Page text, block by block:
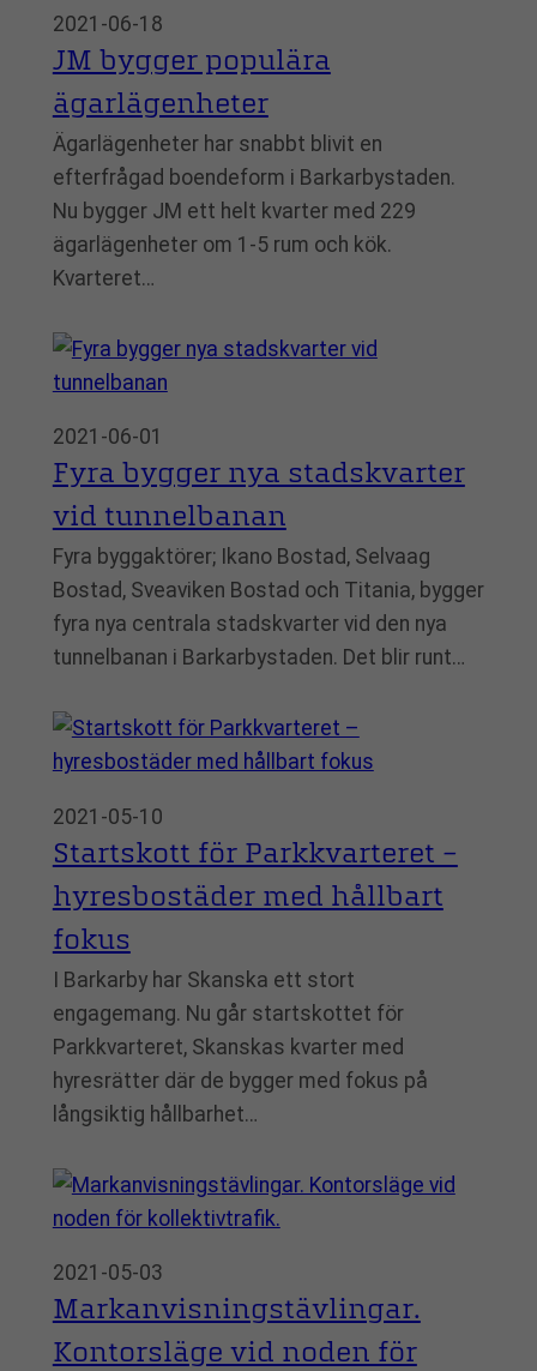
2021-06-18
JM bygger populära
ägarlägenheter
Ägarlägenheter har snabbt blivit en
efterfrågad boendeform i Barkarbystaden.
Nu bygger JM ett helt kvarter med 229
ägarlägenheter om 1-5 rum och kök.
Kvarteret…
2021-06-01
Fyra bygger nya stadskvarter
vid tunnelbanan
Fyra byggaktörer; Ikano Bostad, Selvaag
Bostad, Sveaviken Bostad och Titania, bygger
fyra nya centrala stadskvarter vid den nya
tunnelbanan i Barkarbystaden. Det blir runt…
2021-05-10
Startskott för Parkkvarteret –
hyresbostäder med hållbart
fokus
I Barkarby har Skanska ett stort
engagemang. Nu går startskottet för
Parkkvarteret, Skanskas kvarter med
hyresrätter där de bygger med fokus på
långsiktig hållbarhet…
2021-05-03
Markanvisningstävlingar.
Kontorsläge vid noden för